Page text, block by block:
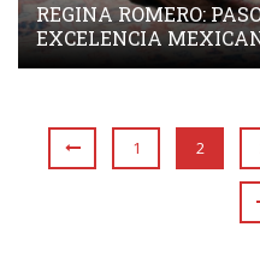
REGINA ROMERO:
EXCELENCIA
1 2